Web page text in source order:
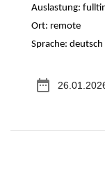
Auslastung:
Ort: remote
Sprache:
date_range